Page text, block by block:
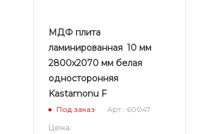
МДФ плита
ламинированная 10 мм
2800х2070 мм белая
односторонняя
Kastamonu F
Под заказ Арт.: 60047
Цена: